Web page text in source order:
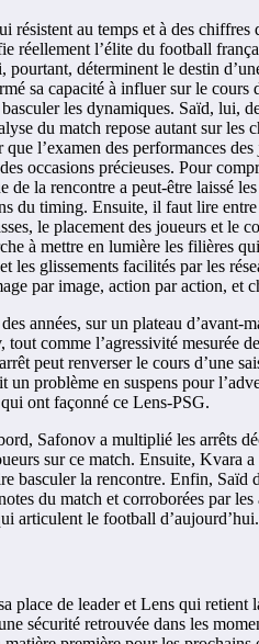
au temps et à des
l’élite du football
déterminent le destin
sa capacité à influer sur le
les dynamiques. Saïd, lui,
du match repose autant sur les
l’examen des performances
occasions précieuses. Pour
la rencontre a peut-être laissé
du timing. Ensuite, il faut lire
le placement des joueurs et le
à mettre en lumière les filières
les glissements facilités par les
par image, action par action, et
années, sur un plateau
comme l’agressivité mesurée
peut renverser le cours d’une
problème en suspens pour
ont façonné ce Lens-PSG.
Safonov a multiplié les arrêts
sur ce match. Ensuite, Kvara
basculer la rencontre. Enfin,
du match et corroborées par
articulent le football d’aujourd’hui.
de leader et Lens qui
sécurité retrouvée dans les